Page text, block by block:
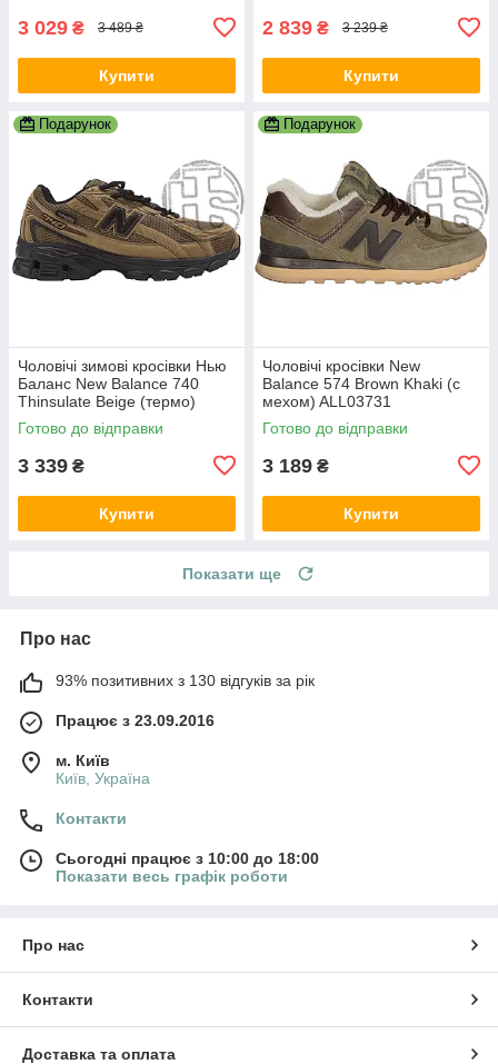
3 029 ₴ 3 489 ₴
Купити
2 839 ₴ 3 239 ₴
Купити
Подарунок
Чоловічі зимові кросівки Нью
Баланс New Balance 740
Thinsulate Beige (термо)
ALL18967
Готово до відправки
3 339 ₴
Купити
Подарунок
Чоловічі кросівки New
Balance 574 Brown Khaki (с
мехом) ALL03731
Готово до відправки
3 189 ₴
Купити
Показати ще
Про нас
93% позитивних з 130 відгуків за рік
Працює з 23.09.2016
м. Київ
Київ, Україна
Контакти
Сьогодні працює з 10:00 до 18:00
Показати весь графік роботи
Про нас
Контакти
Доставка та оплата